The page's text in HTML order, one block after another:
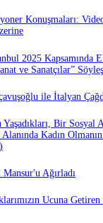
Konuşmaları:
2025 Kapsamında
ve Sanatçılar”
ile İtalyan
Yaşadıkları, Bir
Kadın
Ağırladı
Ucuna